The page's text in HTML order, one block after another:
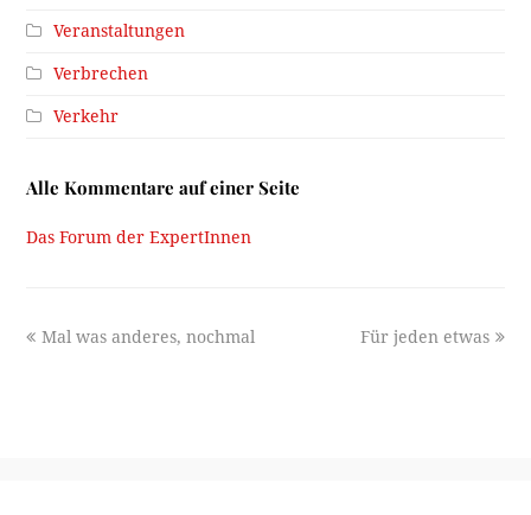
Veranstaltungen
Verbrechen
Verkehr
Alle Kommentare auf einer Seite
Das Forum der ExpertInnen
previous
Mal was anderes, nochmal
next
Für jeden etwas